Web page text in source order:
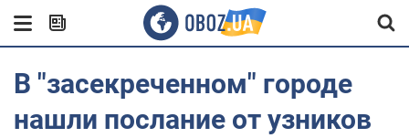
В "засекреченном" городе
нашли послание от узников